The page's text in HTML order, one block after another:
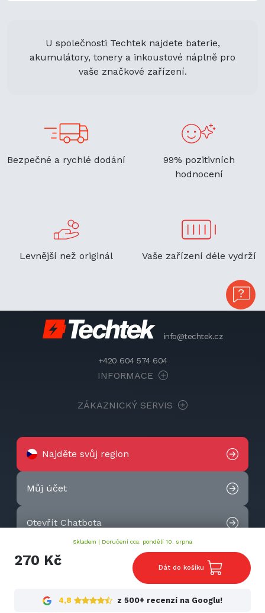
Skladem | Doručení cca: pondělí 10. srpna
270 Kč Dát do košíku
4,8 z 500+ recenzí na Googlu!
U společnosti Techtek najdete baterie,
akumulátory, tonery a inkoustové náplně pro
vaše značkové zařízení.
Bezpečné a rychlé dodání
99% pozitivních
hodnocení
Levnější než originál Vaše zařízení déle vydrží
info@techtek.cz
+420 604 574 604
INFORMACE
ZÁKAZNICKÝ SERVIS
Najděte svůj region
Můj účet
Otevřít Chatbota
Kontaktujte nás